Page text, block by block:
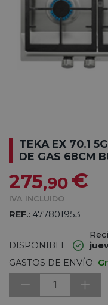
TEKA EX 70.1
DE GAS 68CM
275,90€
IVA INCLUIDO
REF.: 477801953
DISPONIBLE
GASTOS DE ENVÍO:
1